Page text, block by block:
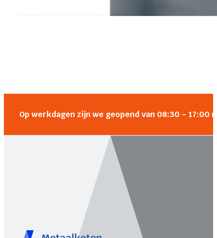
Op werkdagen zijn we geopend van 08:30 –